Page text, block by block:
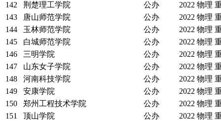
142
荆楚理工学院 公办 2022 物理
143
唐山师范学院 公办 2022 物理
144
玉林师范学院 公办 2022 物理
145
白城师范学院 公办 2022 物理
146
三明学院 公办 2022 物理
147
山东女子学院 公办 2022 物理
148
河南科技学院 公办 2022 物理
149
安康学院 公办 2022 物理
150
郑州工程技术学院 公办 2022 物理
151
顶山学院 公办 2022 物理